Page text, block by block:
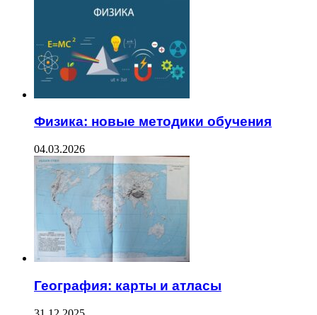
Физика: новые методики обучения
04.03.2026
География: карты и атласы